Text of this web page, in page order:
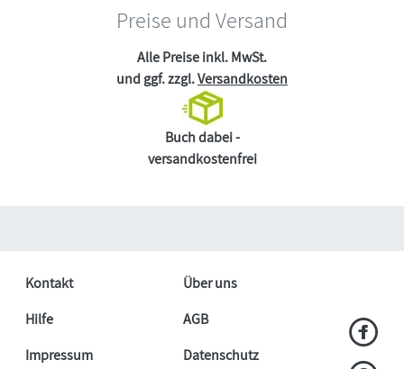
Preise und Versand
Alle Preise inkl. MwSt.
und ggf. zzgl.Versandkosten
Buch dabei -
versandkostenfrei
Kontakt
Über uns
Hilfe
AGB
Impressum
Datenschutz